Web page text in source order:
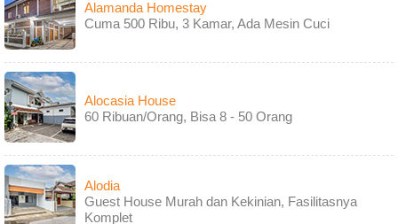
Alamanda Homestay
Cuma 500 Ribu, 3 Kamar, Ada Mesin Cuci
Alocasia House
60 Ribuan/Orang, Bisa 8 - 50 Orang
Alodia
Guest House Murah dan Kekinian, Fasilitasnya
Komplet